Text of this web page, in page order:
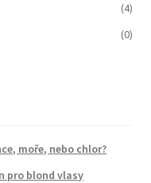
(4)
(0)
moře, nebo chlor?
pro blond vlasy